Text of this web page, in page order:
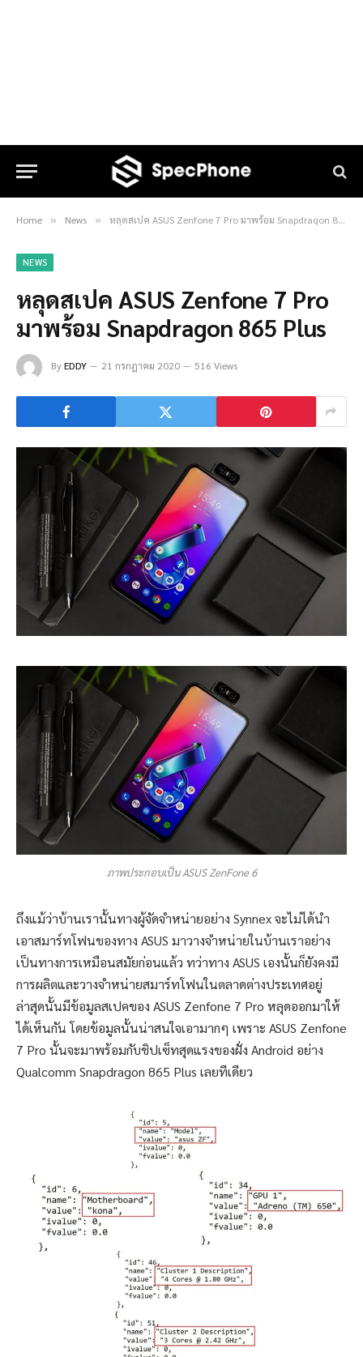
Home » News » หลุดสเปค ASUS Zenfone 7 Pro มาพร้อม Snapdragon 865 Plus
NEWS
หลุดสเปค ASUS Zenfone 7 Pro
มาพร้อม Snapdragon 865 Plus
ByEDDY 21 กรกฎาคม 2020 516 Views
ภาพประกอบเป็น ASUS ZenFone 6
ถึงแม้ว่าบ้านเรานั้นทางผู้จัดจำหน่ายอย่าง Synnex จะไม่ได้นำ
เอาสมาร์ทโฟนของทาง ASUS มาวางจำหน่ายในบ้านเราอย่าง
เป็นทางการเหมือนสมัยก่อนแล้ว ทว่าทาง ASUS เองนั้นก็ยังคงมี
การผลิตและวางจำหน่ายสมาร์ทโฟนในตลาดต่างประเทศอยู่
ล่าสุดนั้นมีข้อมูลสเปคของ ASUS Zenfone 7 Pro หลุดออกมาให้
ได้เห็นกัน โดยข้อมูลนั้นน่าสนใจเอามากๆ เพราะ ASUS Zenfone
7 Pro นั้นจะมาพร้อมกับชิปเซ็ทสุดแรงของฝั่ง Android อย่าง
Qualcomm Snapdragon 865 Plus เลยทีเดียว